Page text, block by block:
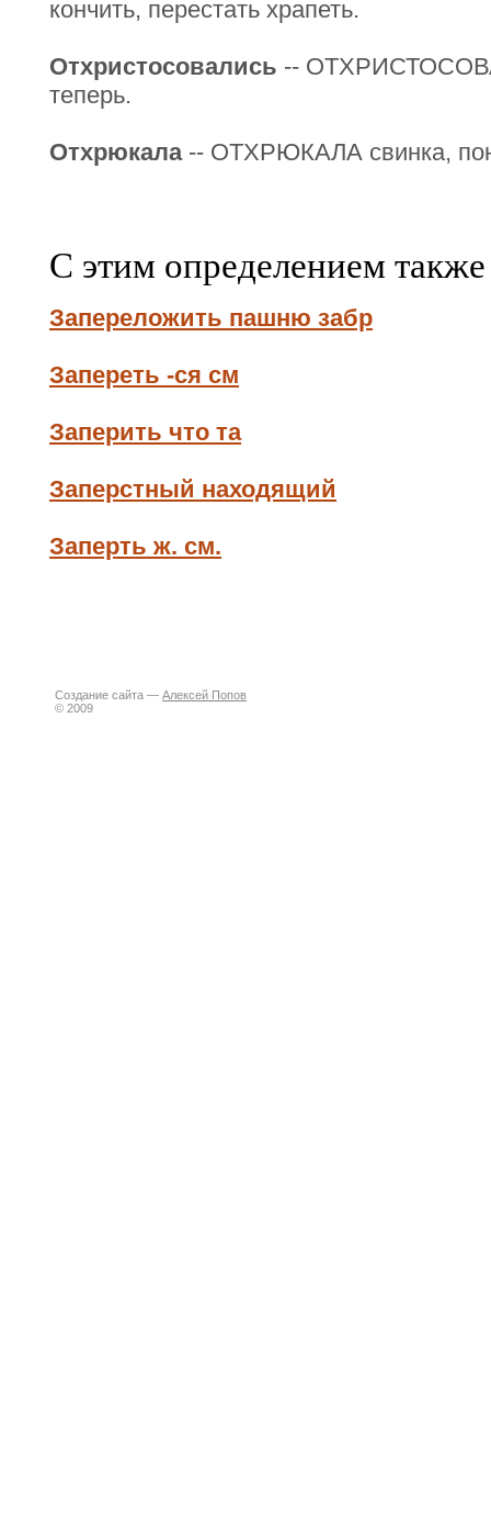
кончить, перестать храпеть.
Отхристосовались --
теперь.
Отхрюкала-- ОТХРЮКАЛА свинка,
С этим определением
Запереложить пашню забр
Запереть -ся см
Заперить что та
Заперстный находящий
Заперть ж. см.
Создание сайта — Алексей Попов
© 2009